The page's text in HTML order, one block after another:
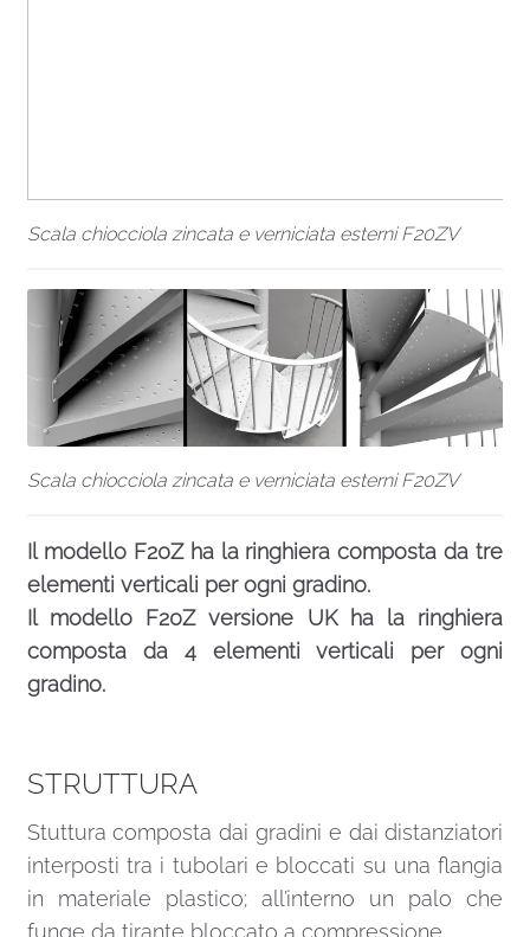
Scala chiocciola zincata e verniciata esterni F20ZV
Scala chiocciola zincata e verniciata esterni F20ZV
Il modello F20Z ha la ringhiera composta da tre
elementi verticali per ogni gradino.
Il modello F20Z versione UK ha la ringhiera
composta da 4 elementi verticali per ogni
gradino.
STRUTTURA
Stuttura composta dai gradini e dai distanziatori
interposti tra i tubolari e bloccati su una flangia
in materiale plastico; all’interno un palo che
funge da tirante bloccato a compressione.